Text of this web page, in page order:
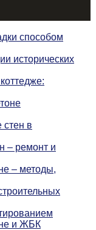
способом
исторических
стен в
– ремонт и
– методы,
и ЖБК